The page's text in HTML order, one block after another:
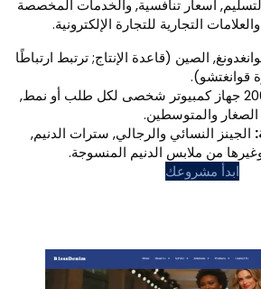
والخدمات المخصصة
للتجارة الإلكترونية.
الإنتاج; ترتبط ارتباطًا
كمبيوتر شخصى لكل طلب أو نمط,
والرجالي, سترات الدنيم,
المنسوجة.